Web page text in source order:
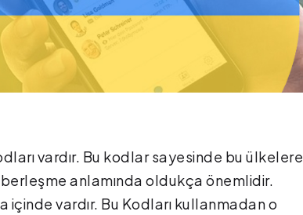
vardır. Bu kodlar sayesinde bu ülkelere
anlamında oldukça önemlidir.
vardır. Bu Kodları kullanmadan o